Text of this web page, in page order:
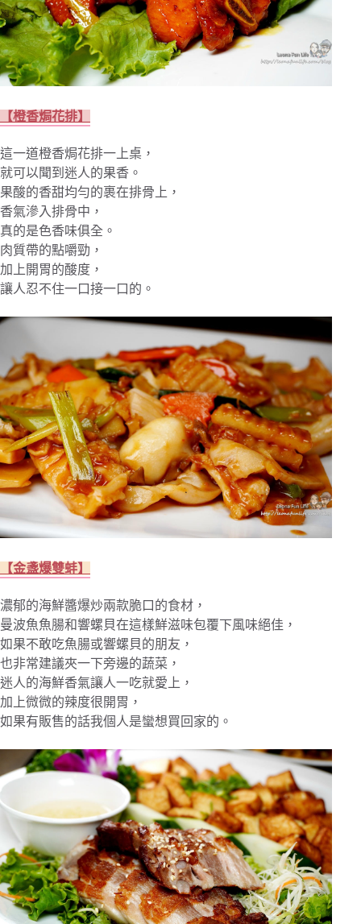
【橙香焗花排】
這一道橙香焗花排一上桌，
就可以聞到迷人的果香。
果酸的香甜均勻的裹在排骨上，
香氣滲入排骨中，
真的是色香味俱全。
肉質帶的點嚼勁，
加上開胃的酸度，
讓人忍不住一口接一口的。
【金盞爆雙蚌】
濃郁的海鮮醬爆炒兩款脆口的食材，
曼波魚魚腸和響螺貝在這樣鮮滋味包覆下風味絕佳，
如果不敢吃魚腸或響螺貝的朋友，
也非常建議夾一下旁邊的蔬菜，
迷人的海鮮香氣讓人一吃就愛上，
加上微微的辣度很開胃，
如果有販售的話我個人是蠻想買回家的。